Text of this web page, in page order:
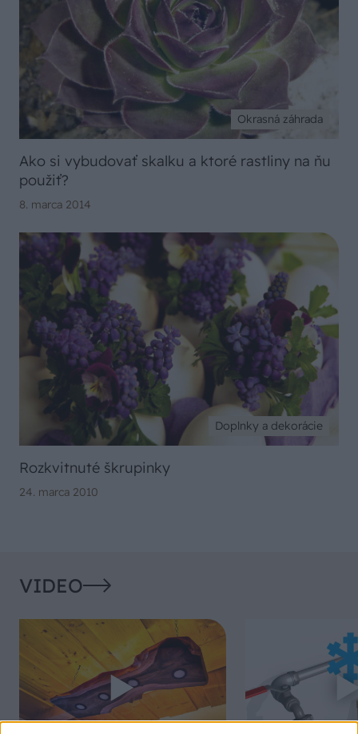
Okrasná záhrada
Ako si vybudovať skalku a ktoré rastliny na ňu
použiť?
8. marca 2014
Doplnky a dekorácie
Rozkvitnuté škrupinky
24. marca 2010
VIDEO